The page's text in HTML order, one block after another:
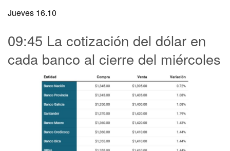
Jueves 16.10
09:45 La cotización del dólar en
cada banco al cierre del miércoles